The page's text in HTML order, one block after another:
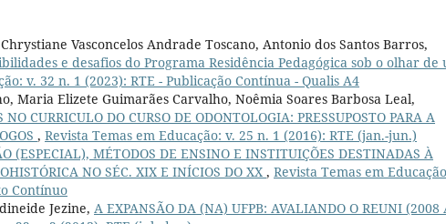
Vasconcelos Andrade Toscano, Antonio dos Santos Barros,
e desafios do Programa Residência Pedagógica sob o olhar de
v. 32 n. 1 (2023): RTE - Publicação Contínua - Qualis A4
Maria Elizete Guimarães Carvalho, Noêmia Soares Barbosa Leal,
CURRICULO DO CURSO DE ODONTOLOGIA: PRESSUPOSTO PARA A
, Revista Temas em Educação: v. 25 n. 1 (2016): RTE (jan.-jun.)
(ESPECIAL), MÉTODOS DE ENSINO E INSTITUIÇÕES DESTINADAS À
NO SÉC. XIX E INÍCIOS DO XX , Revista Temas em
Contínuo
Jezine, A EXPANSÃO DA (NA) UFPB: AVALIANDO O REUNI (2008